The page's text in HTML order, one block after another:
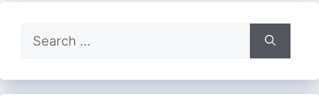
Search
for: